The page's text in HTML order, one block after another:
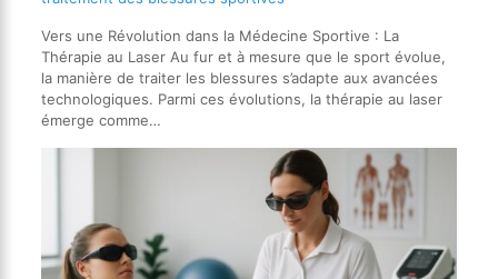
Vers une Révolution dans la Médecine Sportive : La
Thérapie au Laser Au fur et à mesure que le sport évolue,
la manière de traiter les blessures s’adapte aux avancées
technologiques. Parmi ces évolutions, la thérapie au laser
émerge comme…